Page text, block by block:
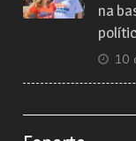
na
10